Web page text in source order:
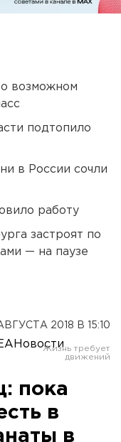
возможном
подтопило
в России сочли
работу
застроят по
— на паузе
2018 В 15:10
пока
в
в